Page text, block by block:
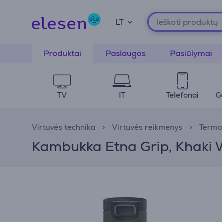
LT
Produktai Paslaugos Pasiūlymai
TV IT Telefonai
Virtuvės technika Virtuvės reikmenys
Kambukka Etna Grip,